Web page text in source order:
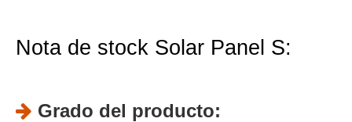
Nota de stock Solar Panel S:
 Grado del producto: